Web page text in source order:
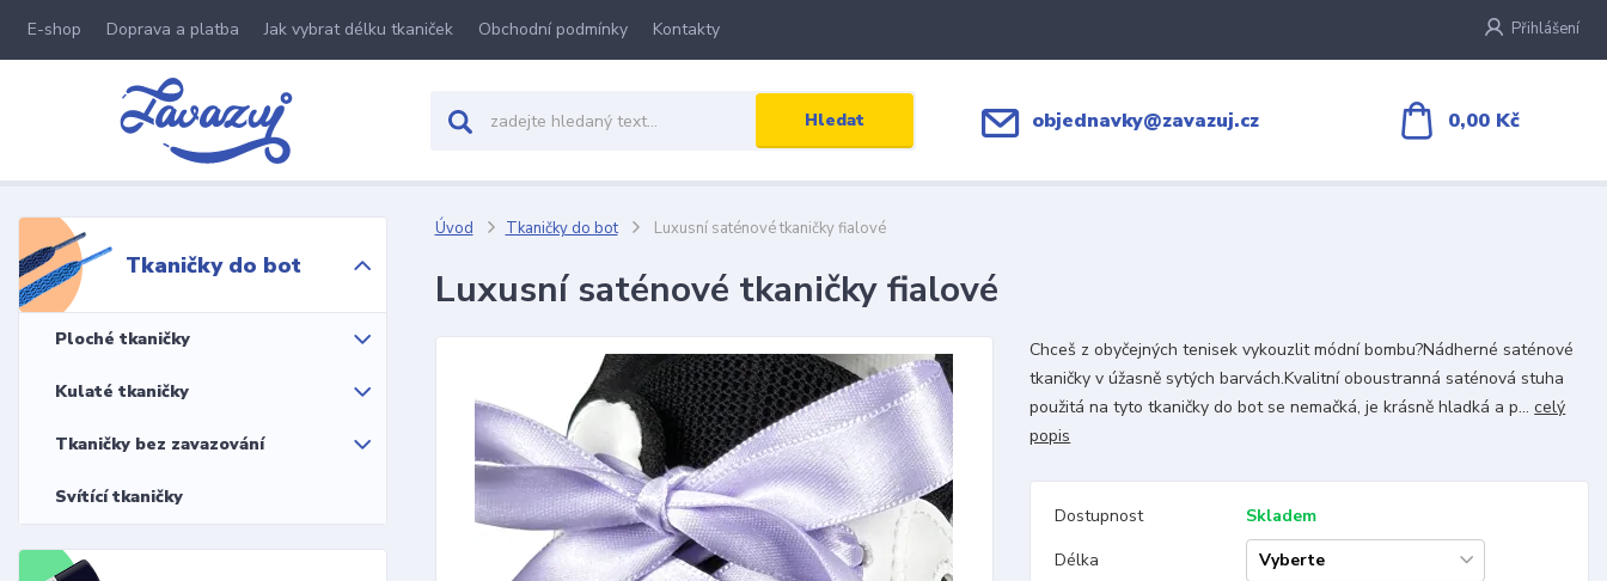
E-shop Doprava a platba Jak vybrat délku tkaniček Obchodní podmínky Kontakty Přihlášení
Hledat objednavky@zavazuj.cz 0,00 Kč
Tkaničky do bot
Ploché tkaničky
Kulaté tkaničky
Tkaničky bez zavazování
Svítící tkaničky
Úvod Tkaničky do bot Luxusní saténové tkaničky fialové
Luxusní saténové tkaničky fialové
Chceš z obyčejných tenisek vykouzlit módní bombu?Nádherné saténové
tkaničky v úžasně sytých barvách.Kvalitní oboustranná saténová stuha
použitá na tyto tkaničky do bot se nemačká, je krásně hladká a p...celý
popis
Dostupnost
Skladem
Délka